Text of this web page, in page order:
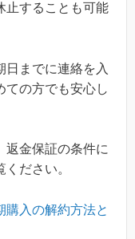
止することも可能
日までに連絡を入
ての方でも安心し
返金保証の条件に
ださい。
購入の解約方法と